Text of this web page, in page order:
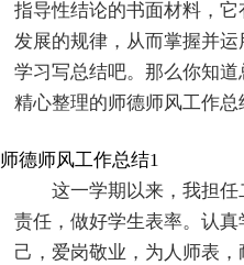
指导性结论的书面材料，
发展的规律，从而掌握并
学习写总结吧。那么你知
精心整理的师德师风工作总
师德师风工作总结1
这一学期以来，我担
责任，做好学生表率。认
己，爱岗敬业，为人师表